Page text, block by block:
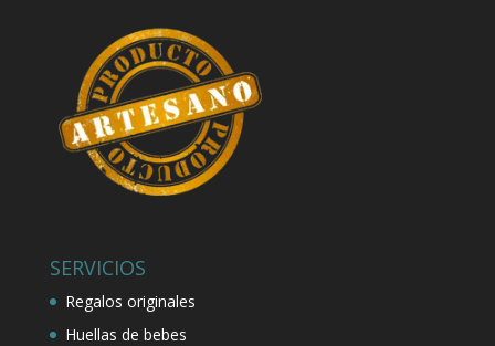
SERVICIOS
Regalos originales
Huellas de bebes